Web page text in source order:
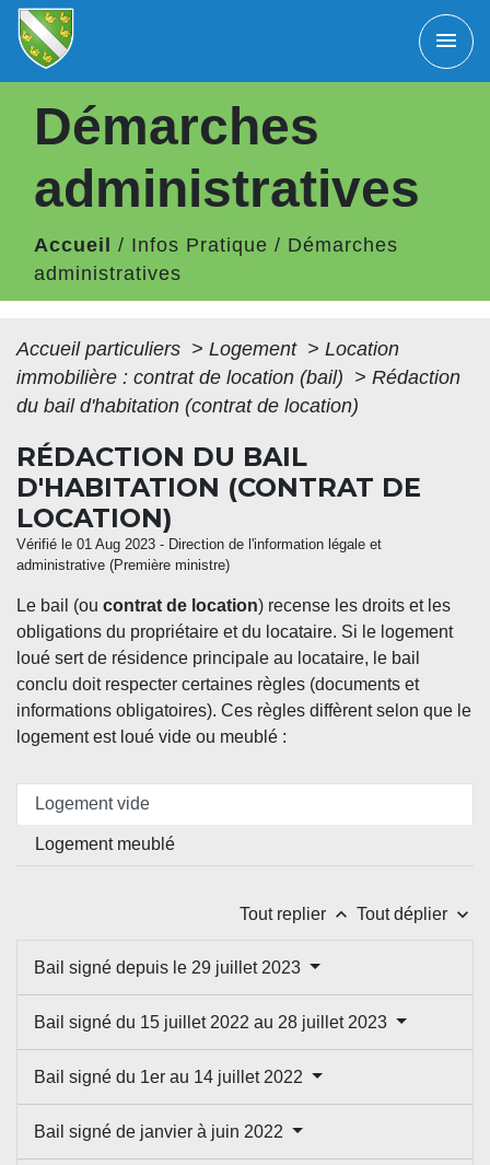
menu
Démarches
administratives
Accueil / Infos Pratique / Démarches
administratives
Accueil particuliers > Logement > Location
immobilière : contrat de location (bail) > Rédaction
du bail d'habitation (contrat de location)
RÉDACTION DU BAIL
D'HABITATION (CONTRAT DE
LOCATION)
Vérifié le 01 Aug 2023 - Direction de l'information légale et
administrative (Première ministre)
Le bail (ou contrat de location) recense les droits et les
obligations du propriétaire et du locataire. Si le logement
loué sert de résidence principale au locataire, le bail
conclu doit respecter certaines règles (documents et
informations obligatoires). Ces règles diffèrent selon que le
logement est loué vide ou meublé :
Logement vide
Logement meublé
Tout replier keyboard_arrow_up Tout déplier keyboard_arrow_down
Bail signé depuis le 29 juillet 2023
Bail signé du 15 juillet 2022 au 28 juillet 2023
Bail signé du 1er au 14 juillet 2022
Bail signé de janvier à juin 2022